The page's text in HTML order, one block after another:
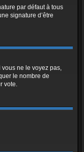
par défaut à tous
signature d’être
ne le voyez pas,
le nombre de
vote.